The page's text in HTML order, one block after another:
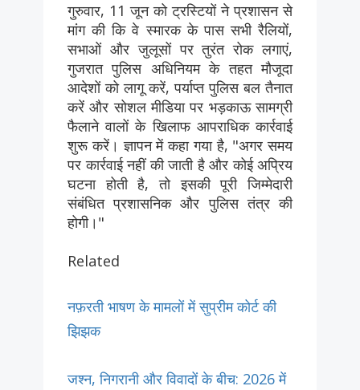
गुरुवार, 11 जून को ट्रस्टियों ने प्रशासन से
मांग की कि वे स्मारक के पास सभी रैलियों,
सभाओं और जुलूसों पर तुरंत रोक लगाएं,
गुजरात पुलिस अधिनियम के तहत मौजूदा
आदेशों को लागू करें, पर्याप्त पुलिस बल तैनात
करें और सोशल मीडिया पर भड़काऊ सामग्री
फैलाने वालों के खिलाफ आपराधिक कार्रवाई
शुरू करें। ज्ञापन में कहा गया है, "अगर समय
पर कार्रवाई नहीं की जाती है और कोई अप्रिय
घटना होती है, तो इसकी पूरी जिम्मेदारी
संबंधित प्रशासनिक और पुलिस तंत्र की
होगी।"
Related
नफ़रती भाषण के मामलों में सुप्रीम कोर्ट की
झिझक
जश्न, निगरानी और विवादों के बीच: 2026 में